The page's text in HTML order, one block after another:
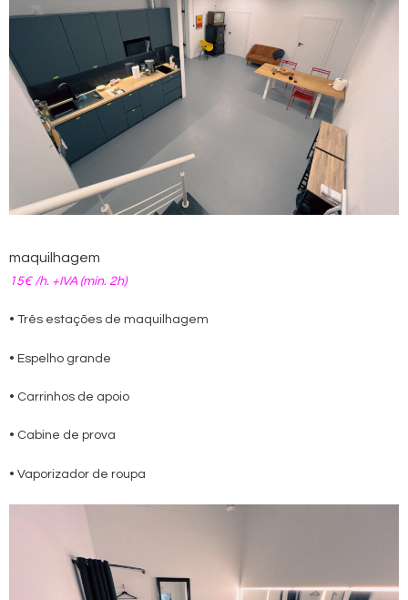
maquilhagem
15€ /h. +IVA (mín. 2h)
• Três estações de maquilhagem
• Espelho grande
• Carrinhos de apoio
• Cabine de prova
• Vaporizador de roupa